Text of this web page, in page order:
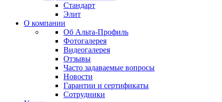
Стандарт
Элит
О компании
Об Альта-Профиль
Фотогалерея
Видеогалерея
Отзывы
Часто задаваемые вопросы
Новости
Гарантии и сертификаты
Сотрудники